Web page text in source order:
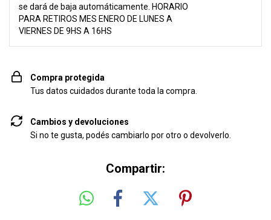
se dará de baja automáticamente. HORARIO
PARA RETIROS MES ENERO DE LUNES A
VIERNES DE 9HS A 16HS
Compra protegida
Tus datos cuidados durante toda la compra.
Cambios y devoluciones
Si no te gusta, podés cambiarlo por otro o devolverlo.
Compartir: